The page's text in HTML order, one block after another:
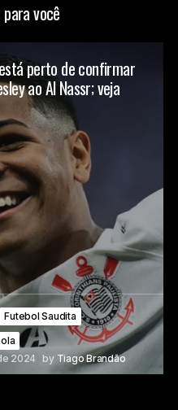
você
perto de confirmar
ao Al Nassr; veja
Futebol Saudita
2024
by Tiago Brandão